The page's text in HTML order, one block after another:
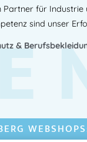
Silikonfrei
Farbe /
für
sind unser
&